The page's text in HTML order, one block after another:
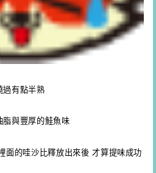
過有點半熟
脂與豐厚的鮭魚味
面的哇沙比釋放出來後 才算提味成功